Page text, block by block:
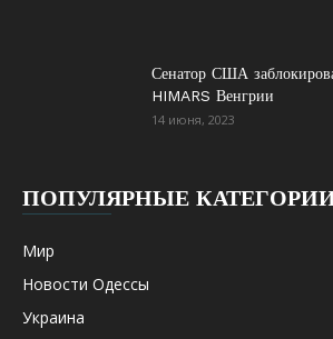
Сенатор США
HIMARS Венгрии
14 июня, 2023
ПОПУЛЯРНЫЕ
Мир
Новости Одессы
Украина